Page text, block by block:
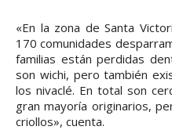
«En la zona de Santa
170 comunidades
familias están perdidas
son wichi, pero también
los nivaclé. En total son
gran mayoría originarios,
criollos», cuenta.